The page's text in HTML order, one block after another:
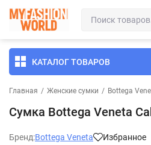
КАТАЛОГ ТОВАРОВ
Главная / Женские сумки / Bottega
Сумка Bottega Veneta
Бренд:Bottega Veneta Избранное